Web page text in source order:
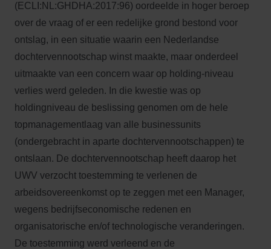
(ECLI:NL:GHDHA:2017:96) oordeelde in hoger beroep
over de vraag of er een redelijke grond bestond voor
ontslag, in een situatie waarin een Nederlandse
dochtervennootschap winst maakte, maar onderdeel
uitmaakte van een concern waar op holding-niveau
verlies werd geleden. In die kwestie was op
holdingniveau de beslissing genomen om de hele
topmanagementlaag van alle businessunits
(ondergebracht in aparte dochtervennootschappen) te
ontslaan. De dochtervennootschap heeft daarop het
UWV verzocht toestemming te verlenen de
arbeidsovereenkomst op te zeggen met een Manager,
wegens bedrijfseconomische redenen en
organisatorische en/of technologische veranderingen.
De toestemming werd verleend en de